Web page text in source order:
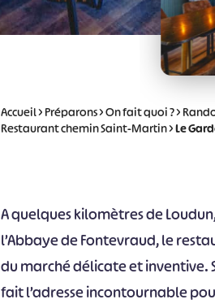
Accueil>Préparons>On fait quoi ?>
Restaurant chemin Saint-Martin>Le
A quelques kilomètres de
l’Abbaye de Fontevraud, le
du marché délicate et
fait l’adresse incontournable